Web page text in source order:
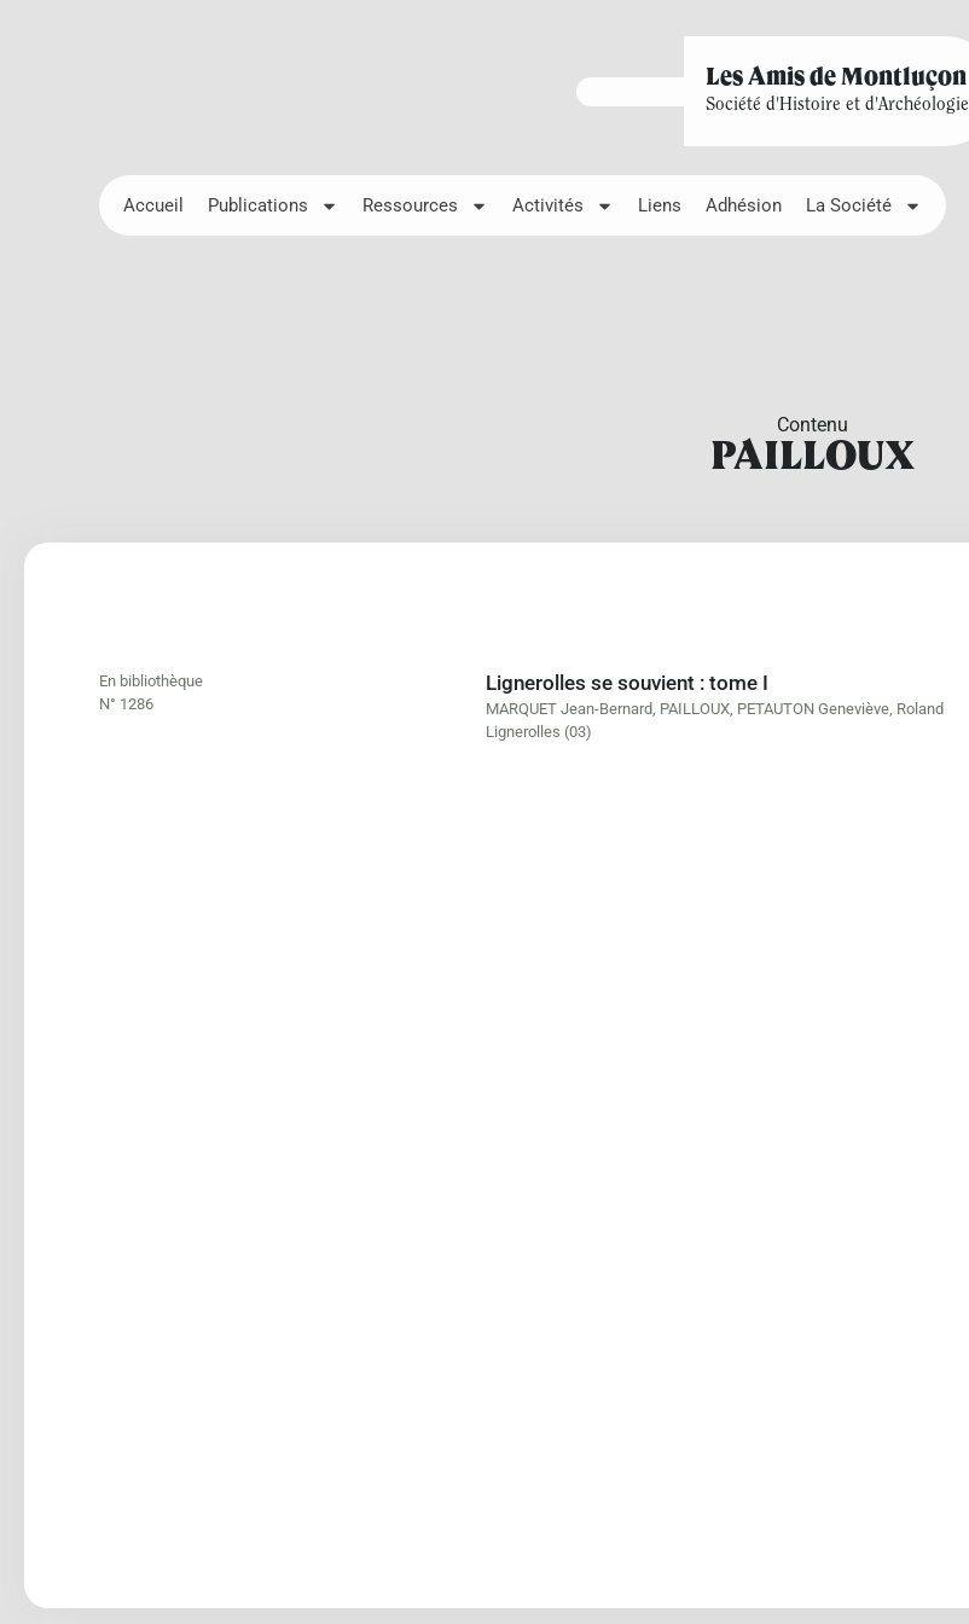
Les Amis de Montluçon
Société d'Histoire et d'Archéologie
Accueil Publications Ressources Activités Liens Adhésion La Société
Contenu
PAILLOUX
En bibliothèque
N° 1286
Lignerolles se souvient : tome I
MARQUET Jean-Bernard, PAILLOUX, PETAUTON Geneviève, Roland
Lignerolles (03)